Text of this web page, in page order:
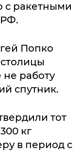
с ракетными
РФ.
Попко
работу
спутник.
тот
кг
в период с